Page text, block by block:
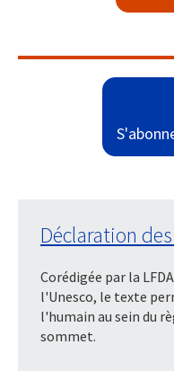
Déclaration
Corédigée par la
l'Unesco, le texte
l'humain au sein du
sommet.